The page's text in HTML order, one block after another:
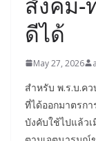
ดีได้
May 27, 2026
สำหรับ พ.ร.บ.ค
ที่ได้ออกมาตรก
บังคับใช้ไปแล้ว